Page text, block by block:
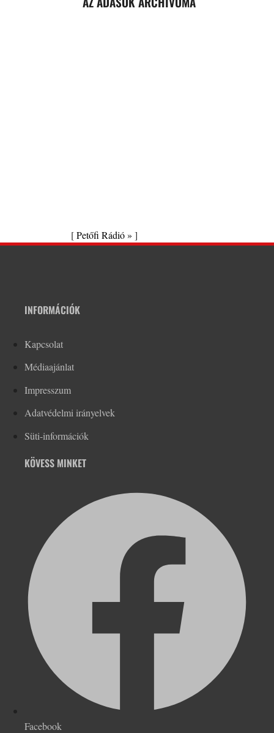
[Petőfi Rádió » ]
INFORMÁCIÓK
Kapcsolat
Médiaajánlat
Impresszum
Adatvédelmi irányelvek
Süti-információk
KÖVESS MINKET
Facebook